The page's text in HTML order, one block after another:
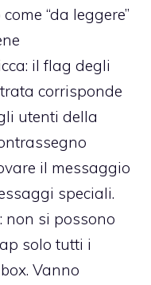
“da leggere”
il flag degli
corrisponde
utenti della
il messaggio
speciali.
non si possono
solo tutti i
Vanno